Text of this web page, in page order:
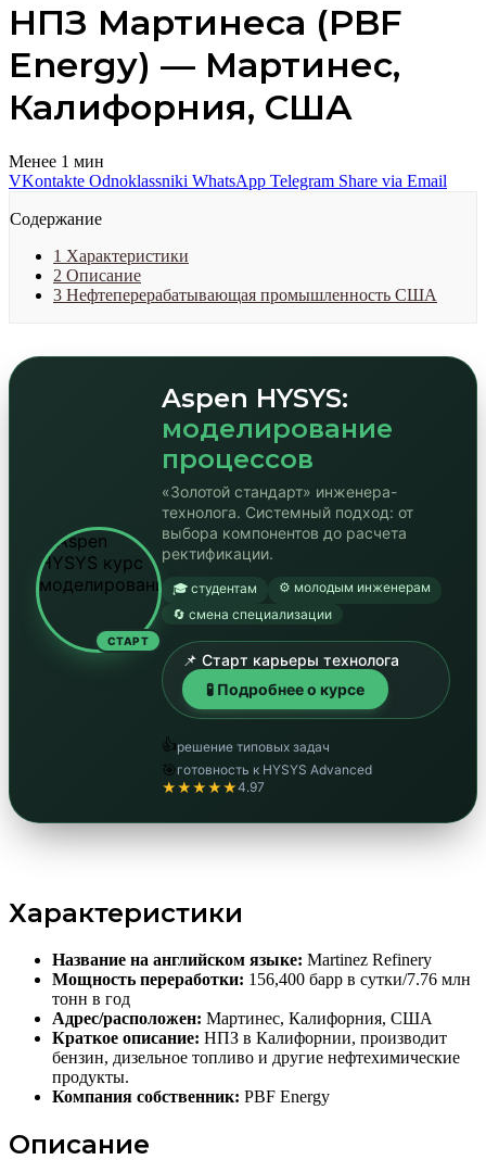
НПЗ Мартинеса (PBF
Energy) — Мартинес,
Калифорния, США
Менее 1 мин
VKontakte Odnoklassniki WhatsApp Telegram Share via Email
Содержание
1 Характеристики
2 Описание
3 Нефтеперерабатывающая промышленность США
СТАРТ
Aspen HYSYS:
моделирование
процессов
«Золотой стандарт» инженера-
технолога. Системный подход: от
выбора компонентов до расчета
ректификации.
🎓 студентам
⚙️ молодым инженерам
🔄 смена специализации
📌 Старт карьеры технолога
🧪 Подробнее о курсе
👍решение типовых задач
🎯 готовность к HYSYS Advanced
★★★★★4.97
Характеристики
Название на английском языке: Martinez Refinery
Мощность переработки: 156,400 барр в сутки/7.76 млн
тонн в год
Адрес/расположен: Мартинес, Калифорния, США
Краткое описание: НПЗ в Калифорнии, производит
бензин, дизельное топливо и другие нефтехимические
продукты.
Компания собственник: PBF Energy
Описание